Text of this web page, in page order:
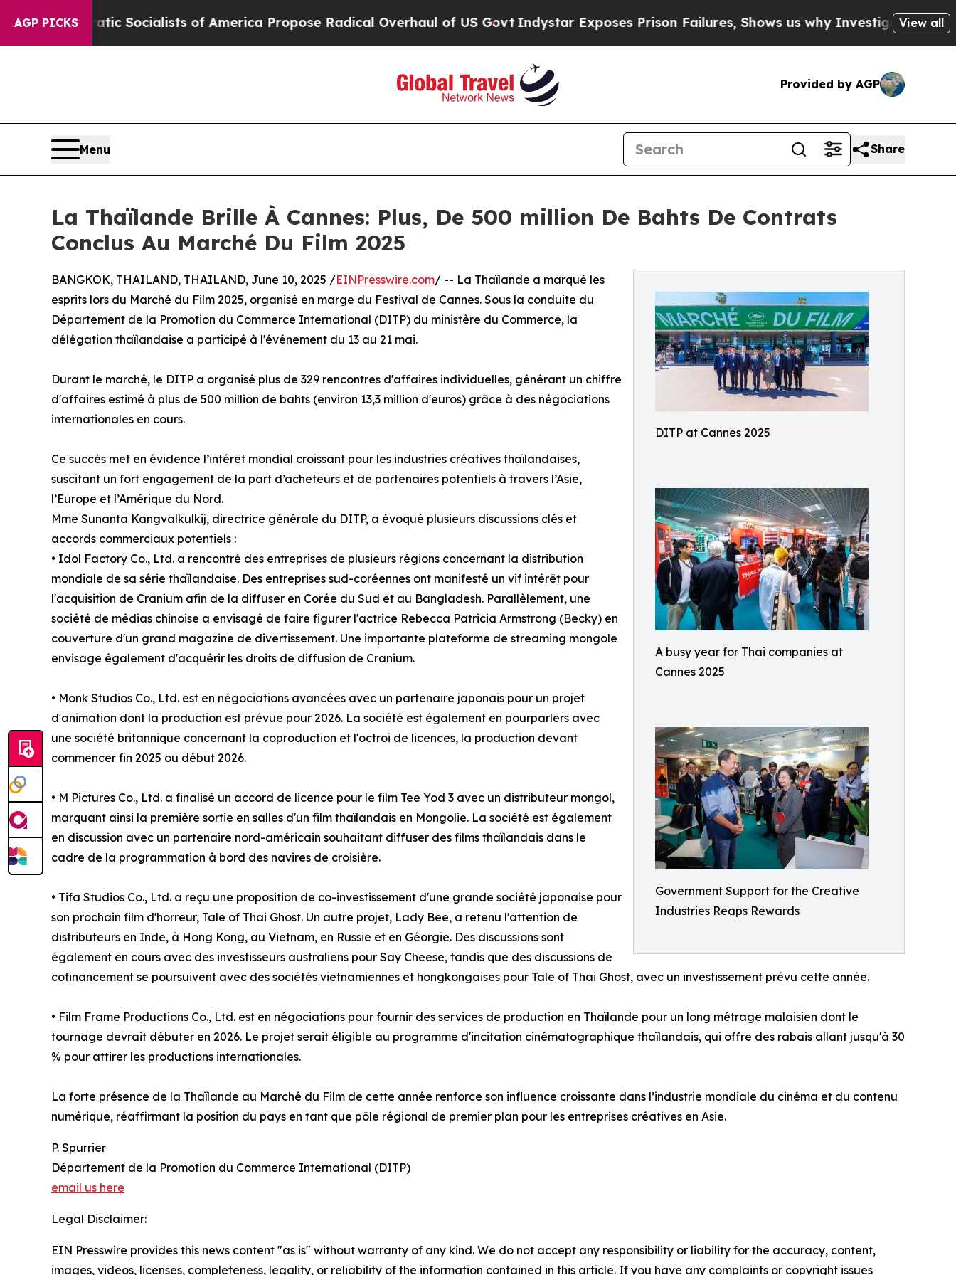
AGP PICKSSocialists of America Propose Radical Overhaul of US Govt Indystar Exposes Prison Failures, Shows us why Investigative Journalism
View all
Provided by AGP
Menu Share
La Thaïlande Brille À Cannes: Plus, De 500 million De Bahts De Contrats
Conclus Au Marché Du Film 2025
DITP at Cannes 2025
A busy year for Thai companies at
Cannes 2025
Government Support for the Creative
Industries Reaps Rewards
BANGKOK, THAILAND, THAILAND, June 10, 2025 /EINPresswire.com/ -- La Thaïlande a marqué les
esprits lors du Marché du Film 2025, organisé en marge du Festival de Cannes. Sous la conduite du
Département de la Promotion du Commerce International (DITP) du ministère du Commerce, la
délégation thaïlandaise a participé à l'événement du 13 au 21 mai.
Durant le marché, le DITP a organisé plus de 329 rencontres d'affaires individuelles, générant un chiffre
d'affaires estimé à plus de 500 million de bahts (environ 13,3 million d'euros) grâce à des négociations
internationales en cours.
Ce succès met en évidence l’intérêt mondial croissant pour les industries créatives thaïlandaises,
suscitant un fort engagement de la part d’acheteurs et de partenaires potentiels à travers l’Asie,
l’Europe et l’Amérique du Nord.
Mme Sunanta Kangvalkulkij, directrice générale du DITP, a évoqué plusieurs discussions clés et
accords commerciaux potentiels :
• Idol Factory Co., Ltd. a rencontré des entreprises de plusieurs régions concernant la distribution
mondiale de sa série thaïlandaise. Des entreprises sud-coréennes ont manifesté un vif intérêt pour
l'acquisition de Cranium afin de la diffuser en Corée du Sud et au Bangladesh. Parallèlement, une
société de médias chinoise a envisagé de faire figurer l'actrice Rebecca Patricia Armstrong (Becky) en
couverture d'un grand magazine de divertissement. Une importante plateforme de streaming mongole
envisage également d'acquérir les droits de diffusion de Cranium.
• Monk Studios Co., Ltd. est en négociations avancées avec un partenaire japonais pour un projet
d'animation dont la production est prévue pour 2026. La société est également en pourparlers avec
une société britannique concernant la coproduction et l'octroi de licences, la production devant
commencer fin 2025 ou début 2026.
• M Pictures Co., Ltd. a finalisé un accord de licence pour le film Tee Yod 3 avec un distributeur mongol,
marquant ainsi la première sortie en salles d'un film thaïlandais en Mongolie. La société est également
en discussion avec un partenaire nord-américain souhaitant diffuser des films thaïlandais dans le
cadre de la programmation à bord des navires de croisière.
• Tifa Studios Co., Ltd. a reçu une proposition de co-investissement d'une grande société japonaise pour
son prochain film d'horreur, Tale of Thai Ghost. Un autre projet, Lady Bee, a retenu l'attention de
distributeurs en Inde, à Hong Kong, au Vietnam, en Russie et en Géorgie. Des discussions sont
également en cours avec des investisseurs australiens pour Say Cheese, tandis que des discussions de
cofinancement se poursuivent avec des sociétés vietnamiennes et hongkongaises pour Tale of Thai Ghost, avec un investissement prévu cette année.
• Film Frame Productions Co., Ltd. est en négociations pour fournir des services de production en Thaïlande pour un long métrage malaisien dont le
tournage devrait débuter en 2026. Le projet serait éligible au programme d'incitation cinématographique thaïlandais, qui offre des rabais allant jusqu'à 30
% pour attirer les productions internationales.
La forte présence de la Thaïlande au Marché du Film de cette année renforce son influence croissante dans l’industrie mondiale du cinéma et du contenu
numérique, réaffirmant la position du pays en tant que pôle régional de premier plan pour les entreprises créatives en Asie.
P. Spurrier
Département de la Promotion du Commerce International (DITP)
email us here
Legal Disclaimer:
EIN Presswire provides this news content "as is" without warranty of any kind. We do not accept any responsibility or liability for the accuracy, content,
images, videos, licenses, completeness, legality, or reliability of the information contained in this article. If you have any complaints or copyright issues